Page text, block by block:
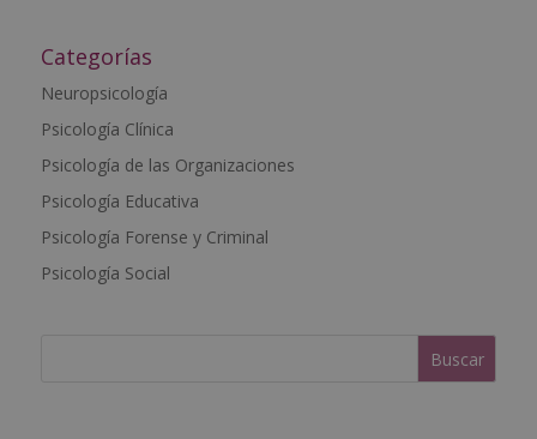
t
r
n
a
i
v
e
Categorías
Neuropsicología
Psicología Clínica
Psicología de las Organizaciones
Psicología Educativa
Psicología Forense y Criminal
Psicología Social